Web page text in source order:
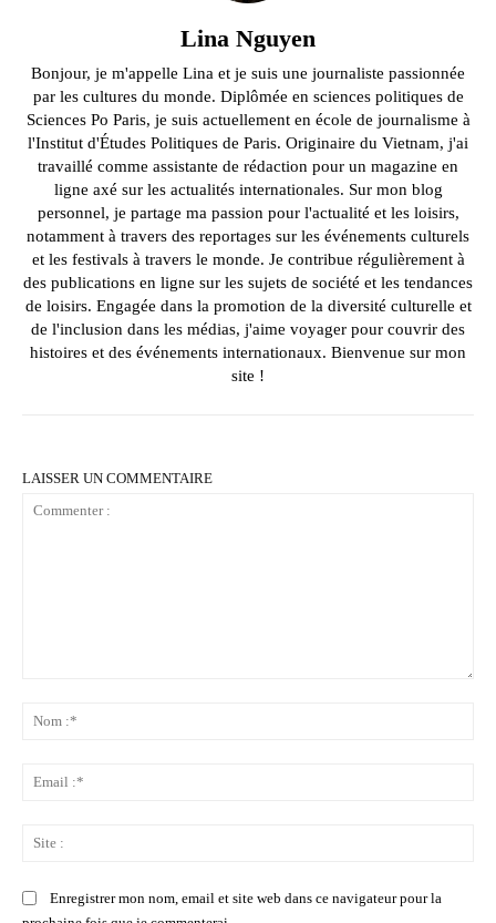
Lina Nguyen
Bonjour, je m'appelle Lina et je suis une journaliste passionnée
par les cultures du monde. Diplômée en sciences politiques de
Sciences Po Paris, je suis actuellement en école de journalisme à
l'Institut d'Études Politiques de Paris. Originaire du Vietnam, j'ai
travaillé comme assistante de rédaction pour un magazine en
ligne axé sur les actualités internationales. Sur mon blog
personnel, je partage ma passion pour l'actualité et les loisirs,
notamment à travers des reportages sur les événements culturels
et les festivals à travers le monde. Je contribue régulièrement à
des publications en ligne sur les sujets de société et les tendances
de loisirs. Engagée dans la promotion de la diversité culturelle et
de l'inclusion dans les médias, j'aime voyager pour couvrir des
histoires et des événements internationaux. Bienvenue sur mon
site !
LAISSER UN COMMENTAIRE
Enregistrer mon nom, email et site web dans ce navigateur pour la